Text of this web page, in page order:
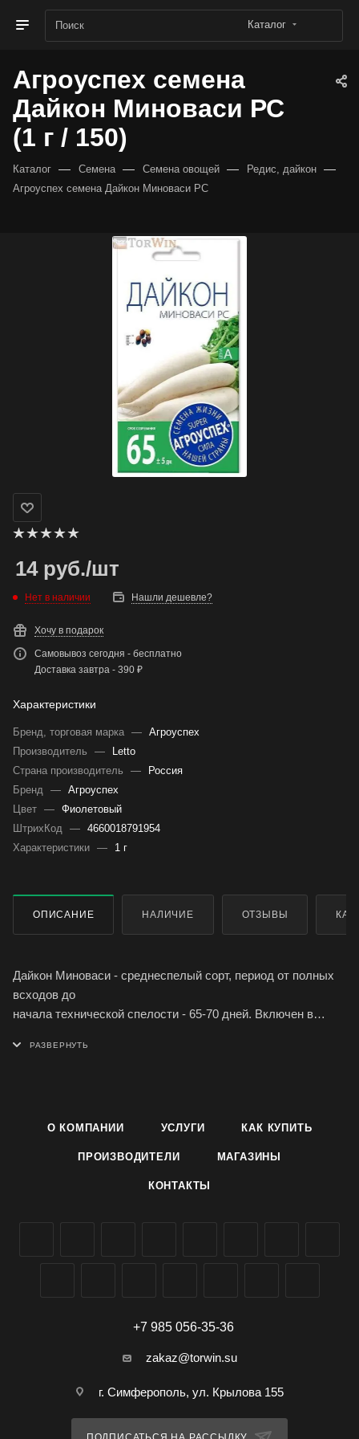
Каталог
Агроуспех семена
Дайкон Миноваси РС
(1 г / 150)
Каталог — Семена — Семена овощей — Редис, дайкон —
Агроуспех семена Дайкон Миноваси РС
14руб./шт
Нет в наличии Нашли дешевле?
Хочу в подарок
Самовывоз сегодня - бесплатно
Доставка завтра - 390 ₽
Характеристики
Бренд, торговая марка — Агроуспех
Производитель
—
Letto
Страна производитель
—
Россия
Бренд — Агроуспех
Цвет — Фиолетовый
ШтрихКод — 4660018791954
Характеристики — 1 г
ОПИСАНИЕ НАЛИЧИЕ ОТЗЫВЫ
Дайкон Миноваси - среднеспелый сорт, период от полных
всходов до
начала технической спелости - 65-70 дней. Включен в
ЛПХ. Рекомендуется для использования в свежем виде и
Корнеплод длинный, в форме цилиндра с белой кожурой,
Сорт устойчив к цветушности. Урожайность высокая - 10,6-
О КОМПАНИИ УСЛУГИ КАК КУПИТЬ
ПРОИЗВОДИТЕЛИ МАГАЗИНЫ
КОНТАКТЫ
+7 985 056-35-36
zakaz@torwin.su
г. Симферополь, ул. Крылова 155